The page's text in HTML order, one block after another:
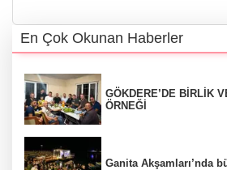
En Çok Okunan Haberler
GÖKDERE’DE BİRLİK
ÖRNEĞİ
Ganita Akşamları’nda